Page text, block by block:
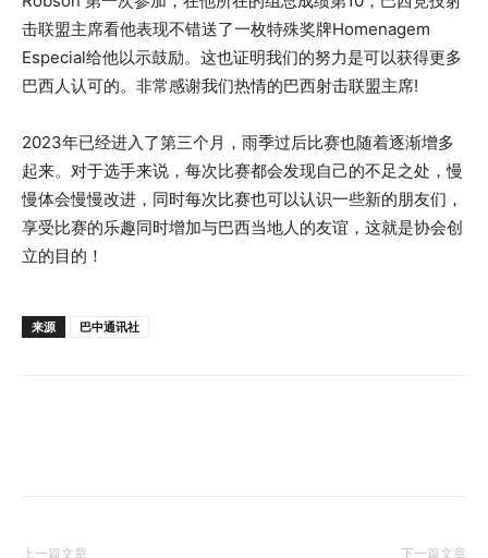
击联盟主席看他表现不错送了一枚特殊奖牌Homenagem
Especial给他以示鼓励。这也证明我们的努力是可以获得更多
巴西人认可的。非常感谢我们热情的巴西射击联盟主席!
2023年已经进入了第三个月，雨季过后比赛也随着逐渐增多
起来。对于选手来说，每次比赛都会发现自己的不足之处，慢
慢体会慢慢改进，同时每次比赛也可以认识一些新的朋友们，
享受比赛的乐趣同时增加与巴西当地人的友谊，这就是协会创
立的目的！
来源 巴中通讯社
上一篇文章 下一篇文章